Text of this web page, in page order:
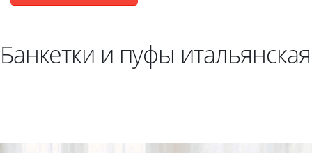
Банкетки и пуфы итальянская